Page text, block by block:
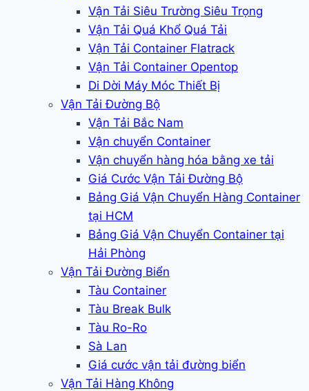
Vận Tải Siêu Trường Siêu Trọng
Vận Tải Quá Khổ Quá Tải
Vận Tải Container Flatrack
Vận Tải Container Opentop
Di Dời Máy Móc Thiết Bị
Vận Tải Đường Bộ
Vận Tải Bắc Nam
Vận chuyển Container
Vận chuyển hàng hóa bằng xe tải
Giá Cước Vận Tải Đường Bộ
Bảng Giá Vận Chuyển Hàng Container
tại HCM
Bảng Giá Vận Chuyển Container tại
Hải Phòng
Vận Tải Đường Biển
Tàu Container
Tàu Break Bulk
Tàu Ro-Ro
Sà Lan
Giá cước vận tải đường biển
Vận Tải Hàng Không